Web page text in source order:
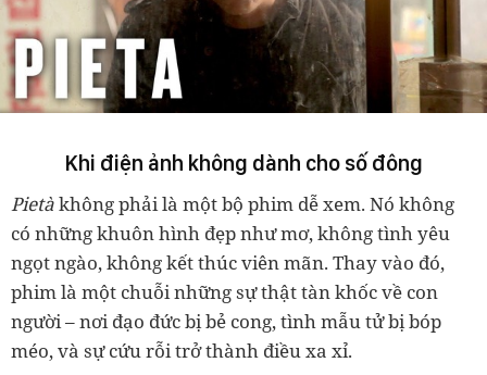
Khi điện ảnh không dành cho số đông
Pietàkhông phải là một bộ phim dễ xem. Nó không
có những khuôn hình đẹp như mơ, không tình yêu
ngọt ngào, không kết thúc viên mãn. Thay vào đó,
phim là một chuỗi những sự thật tàn khốc về con
người – nơi đạo đức bị bẻ cong, tình mẫu tử bị bóp
méo, và sự cứu rỗi trở thành điều xa xỉ.